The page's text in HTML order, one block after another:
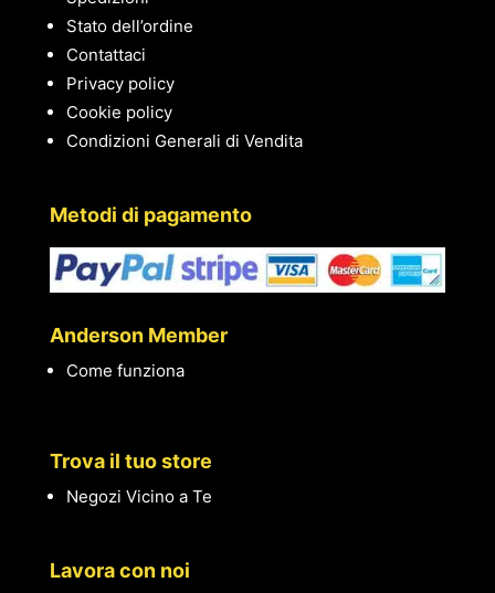
Stato dell’ordine
Contattaci
Privacy policy
Cookie policy
Condizioni Generali di Vendita
Metodi di pagamento
Anderson Member
Come funziona
Trova il tuo store
Negozi Vicino a Te
Lavora con noi